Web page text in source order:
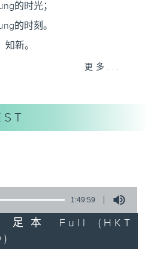
的时光；
的时刻。
新。
新（新歌精选）。
Young！
更多...
1:49:59
足本 Full (HKT